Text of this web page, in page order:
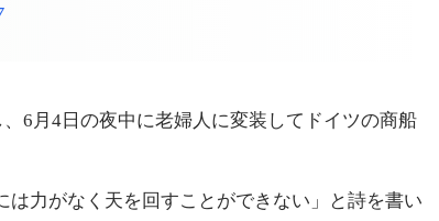
6月4日の夜中に老婦人に変装してドイツの商船
は力がなく天を回すことができない」と詩を書い